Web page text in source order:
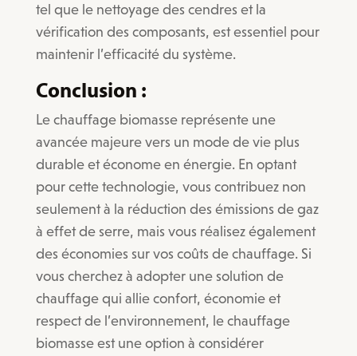
tel que le nettoyage des cendres et la
vérification des composants, est essentiel pour
maintenir l’efficacité du système.
Conclusion :
Le chauffage biomasse représente une
avancée majeure vers un mode de vie plus
durable et économe en énergie. En optant
pour cette technologie, vous contribuez non
seulement à la réduction des émissions de gaz
à effet de serre, mais vous réalisez également
des économies sur vos coûts de chauffage. Si
vous cherchez à adopter une solution de
chauffage qui allie confort, économie et
respect de l’environnement, le chauffage
biomasse est une option à considérer